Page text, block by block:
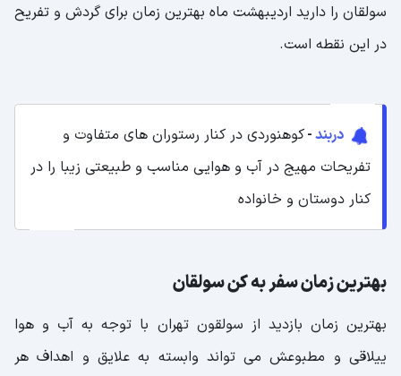
سولقان را دارید اردیبهشت ماه بهترین زمان برای گردش و تفریح
در این نقطه است.
دربند-کوهنوردی در کنار رستوران های متفاوت و
تفریحات مهیج در آب و هوایی مناسب و طبیعتی زیبا را در
کنار دوستان و خانواده
بهترین زمان سفر به کن سولقان
بهترین زمان بازدید از سولقون تهران با توجه به آب و هوا
ییلاقی و مطبوعش می تواند وابسته به علایق و اهداف هر